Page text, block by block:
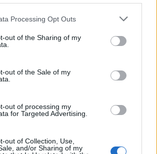
this website/app uses one or more Google
visit or usage behaviour. You may click to
to Google and its third-party tags to
below specified purposes in below Google
Processing Opt Outs
out of the Sharing of my
out of the Sale of my
out of processing my
for Targeted Advertising.
out of Collection, Use,
and/or Sharing of my
Inviaci le tue segnalazioni,
Su WhatsApp al numero +39
345 356 7512
Ricevi le nostre ultime news